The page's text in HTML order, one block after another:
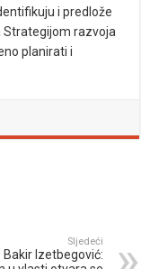
i predlože
Strategijom razvoja
planirati i
Sljedeći
Bakir Izetbegović: